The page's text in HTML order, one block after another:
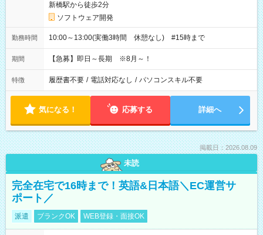
新橋駅から徒歩2分
ソフトウェア開発
勤務時間 10:00～13:00(実働3時間 休憩なし) #15時まで
期間 【急募】即日～長期 ※8月～！
特徴 履歴書不要 / 電話対応なし / パソコンスキル不要
気になる！ 応募する 詳細へ
掲載日：2026.08.09
未読
完全在宅で16時まで！英語&日本語＼EC運営サ
ポート／
派遣 ブランクOK WEB登録・面接OK